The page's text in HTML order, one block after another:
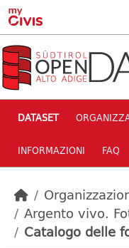
Skip to main content
DATASET
INFORMAZIONI FAQ
Argento vivo.
Catalogo delle